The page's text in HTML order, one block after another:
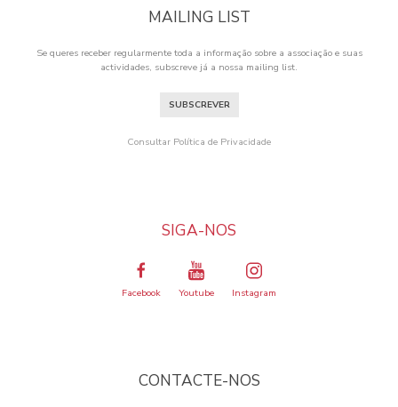
MAILING LIST
Se queres receber regularmente toda a informação sobre a associação e suas
actividades, subscreve já a nossa mailing list.
SUBSCREVER
Consultar Política de Privacidade
SIGA-NOS
Facebook Youtube Instagram
CONTACTE-NOS